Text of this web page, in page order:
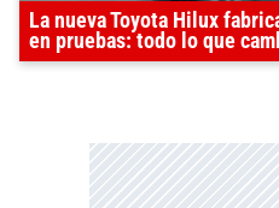
La nueva Toyota Hilux
en pruebas: todo lo que